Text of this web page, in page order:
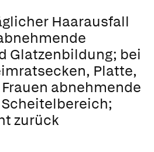
Haarausfall
Glatzenbildung; bei
Platte,
abnehmende
zurück